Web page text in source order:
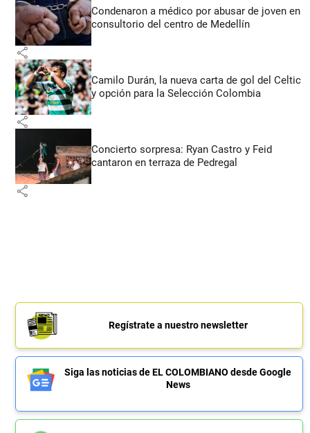
Condenaron a médico por abusar de joven en
consultorio del centro de Medellín
share
Camilo Durán, la nueva carta de gol del Celtic
y opción para la Selección Colombia
share
Concierto sorpresa: Ryan Castro y Feid
cantaron en terraza de Pedregal
share
Regístrate a nuestro newsletter
Siga las noticias de EL COLOMBIANO desde Google
News